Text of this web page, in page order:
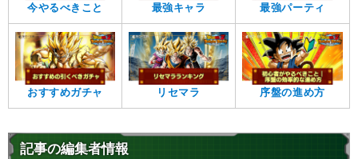
今やるべきこと 最強キャラ 最強パーティ
おすすめガチャ リセマラ 序盤の進め方
記事の編集者情報